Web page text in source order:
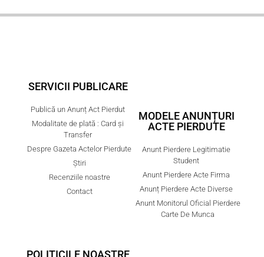
SERVICII PUBLICARE
Publică un Anunț Act Pierdut
Modalitate de plată : Card și
Transfer
Despre Gazeta Actelor Pierdute
Știri
Recenziile noastre
Contact
MODELE ANUNȚURI
ACTE PIERDUTE
Anunt Pierdere Legitimatie
Student
Anunt Pierdere Acte Firma
Anunț Pierdere Acte Diverse
Anunt Monitorul Oficial Pierdere
Carte De Munca
POLITICILE NOASTRE